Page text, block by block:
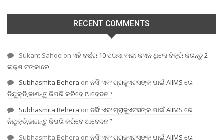
RECENT COMMENTS
Sukant Sahoo on ଏହି ବର୍ଷର 10 ପଇସା ବାଲା କଏନ ଥିଲେ ବିକ୍ରି କରନ୍ତୁ 2
ଲକ୍ଷ ଟଙ୍କାରେ
Subhasmita Behera on ନର୍ସିଂ ଏବଂ ଗ୍ରାଜୁଏଟସଙ୍କ ପାଇଁ AIIMS ରେ
ନିଯୁକ୍ତି,ଜାଣନ୍ତୁ କିପରି କରିବେ ଆବେଦନ ?
Subhasmita Behera on ନର୍ସିଂ ଏବଂ ଗ୍ରାଜୁଏଟସଙ୍କ ପାଇଁ AIIMS ରେ
ନିଯୁକ୍ତି,ଜାଣନ୍ତୁ କିପରି କରିବେ ଆବେଦନ ?
Subhasmita Behera on ନର୍ସିଂ ଏବଂ ଗ୍ରାଜୁଏଟସଙ୍କ ପାଇଁ AIIMS ରେ